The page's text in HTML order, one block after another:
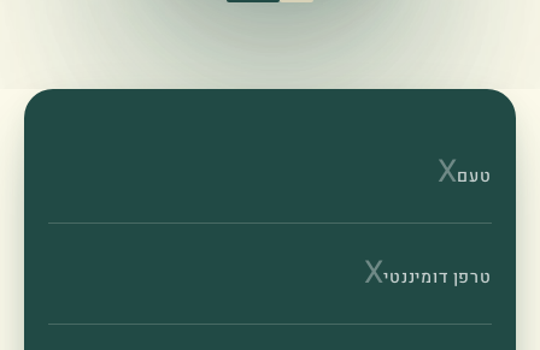
טעםX
טרפן דומיננטיX